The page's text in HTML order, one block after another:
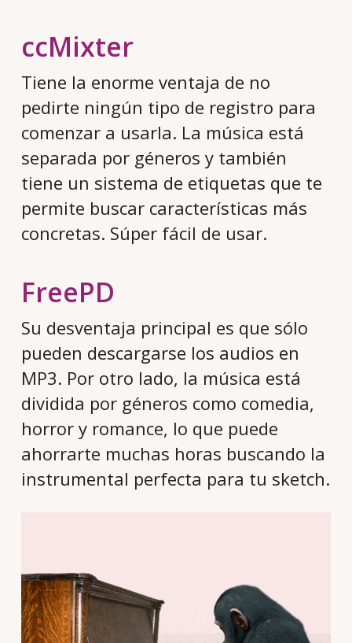
ccMixter
Tiene la enorme ventaja de no
pedirte ningún tipo de registro para
comenzar a usarla. La música está
separada por géneros y también
tiene un sistema de etiquetas que te
permite buscar características más
concretas. Súper fácil de usar.
FreePD
Su desventaja principal es que sólo
pueden descargarse los audios en
MP3. Por otro lado, la música está
dividida por géneros como comedia,
horror y romance, lo que puede
ahorrarte muchas horas buscando la
instrumental perfecta para tu sketch.